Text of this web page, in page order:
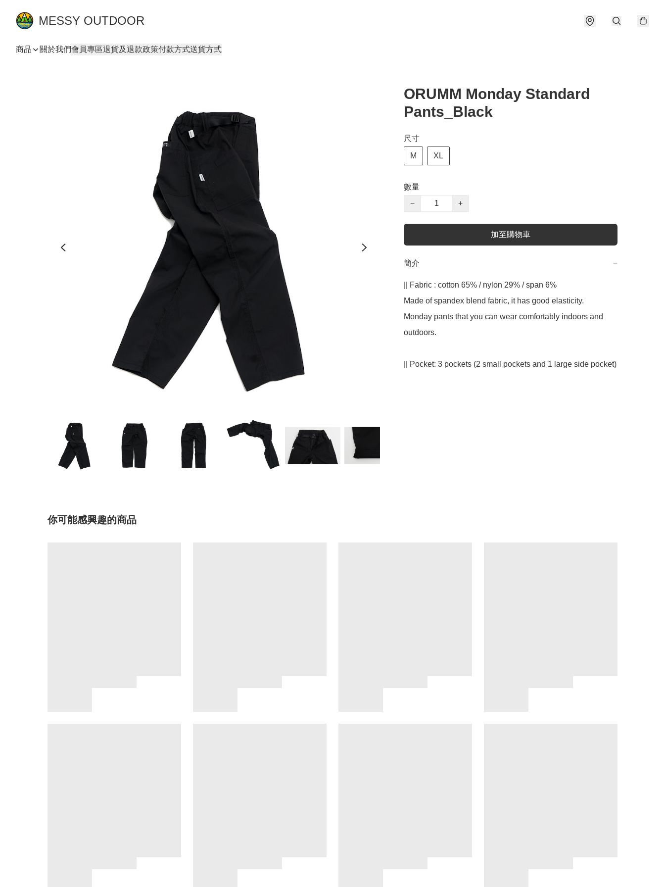
MESSY OUTDOOR
商品 關於我們會員專區退貨及退款政策付款方式送貨方式
ORUMM Monday Standard
Pants_Black
尺寸
M XL
數量
−
+
加至購物車
簡介 −
|| Fabric : cotton 65% / nylon 29% / span 6%
Made of spandex blend fabric, it has good elasticity.
Monday pants that you can wear comfortably indoors and
outdoors.
你可能感興趣的商品